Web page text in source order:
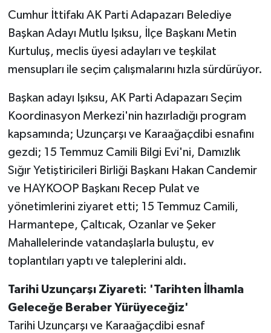
Cumhur İttifakı AK Parti Adapazarı Belediye
Başkan Adayı Mutlu Işıksu, İlçe Başkanı Metin
Kurtuluş, meclis üyesi adayları ve teşkilat
mensupları ile seçim çalışmalarını hızla sürdürüyor.
Başkan adayı Işıksu, AK Parti Adapazarı Seçim
Koordinasyon Merkezi'nin hazırladığı program
kapsamında; Uzunçarşı ve Karaağaçdibi esnafını
gezdi; 15 Temmuz Camili Bilgi Evi'ni, Damızlık
Sığır Yetiştiricileri Birliği Başkanı Hakan Candemir
ve HAYKOOP Başkanı Recep Pulat ve
yönetimlerini ziyaret etti; 15 Temmuz Camili,
Harmantepe, Çaltıcak, Ozanlar ve Şeker
Mahallelerinde vatandaşlarla buluştu, ev
toplantıları yaptı ve taleplerini aldı.
Tarihi Uzunçarşı Ziyareti: 'Tarihten İlhamla
Geleceğe Beraber Yürüyeceğiz'
Tarihi Uzunçarşı ve Karaağaçdibi esnaf